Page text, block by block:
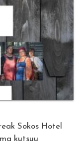
Sokos Hotel
kutsuu